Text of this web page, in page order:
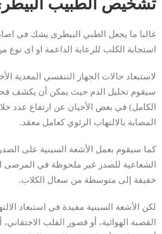
تشخيص الطبيب
غالبا ما يجعل الطبي البيطرى يشك فى
استجابة الكلب للرعاية الداعمة او اى نوع
لاستبعاد حالات الجهاز التنفسي المعدية
سيقوم تحليل الدم حيث يمكن أن يكشف
الكامل) في بعض الأحيان عن ارتفاع عدد
المصابة بالالتهاب الرئوي كعامل معقد.
كما سيقوم بعمل الأشعة السينية على
الشعاعية للصدر غير ملحوظة في المرضى
خفيفة إلى متوسطة من سعال الكلاب.
لكن الأشعة السينية مفيدة في استبعاد
القصبة الهوائية، أو قصور القلب